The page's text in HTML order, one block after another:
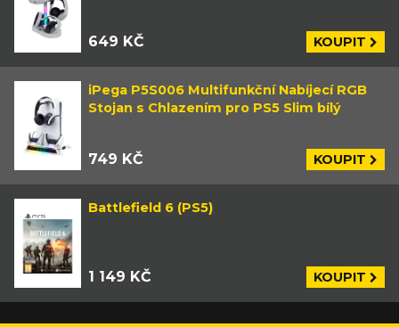
649 KČ KOUPIT
iPega P5S006 Multifunkční Nabíjecí RGB
Stojan s Chlazením pro PS5 Slim bílý
749 KČ KOUPIT
Battlefield 6 (PS5)
1 149 KČ KOUPIT